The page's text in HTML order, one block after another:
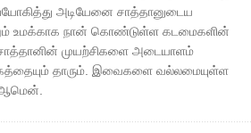
அடியேனை சாத்தானுடைய
உமக்காக நான் கொண்டுள்ள கடமைகளின்
முயற்சிகளை அடையாளம்
தாரும். இவைகளை வல்லமையுள்ள
ஆமென்.